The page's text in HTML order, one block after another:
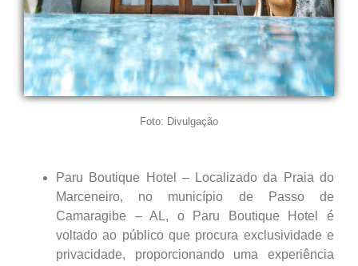
Foto: Divulgação
Paru Boutique Hotel – Localizado da Praia do
Marceneiro, no município de Passo de
Camaragibe – AL, o Paru Boutique Hotel é
voltado ao público que procura exclusividade e
privacidade, proporcionando uma experiência